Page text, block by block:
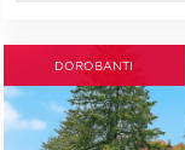
DOROBANTI